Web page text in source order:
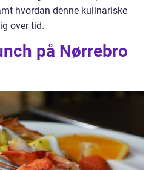
hvordan denne kulinariske
over tid.
på Nørrebro